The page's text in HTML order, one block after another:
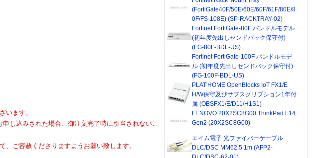
います。
し込みされた場合、御注文完了時に引当されないこ
ご容赦くださりますようお願い致します。
(FortiGate40F/50E/60E/60F/61F/80E/8
0F/FS-108E) (SP-RACKTRAY-02)
Fortinet FortiGate-80F バンドルモデル
(初年度先出しセンドバック保守付)
(FG-80F-BDL-US)
Fortinet FortiGate-100F バンドルモデ
ル (初年度先出しセンドバック保守付)
(FG-100F-BDL-US)
PLAT'HOME OpenBlocks IoT FX1/E
H/W保守及びサブスクリプション1年付
属 (OBSFX1/E/D11/H1S1)
LENOVO 20X2SC8G00 ThinkPad L14
Gen2 (20X2SC8G00)
エイム電子 光ファイバーケーブル
DLC/DSC MM62.5 1m (AFP2-